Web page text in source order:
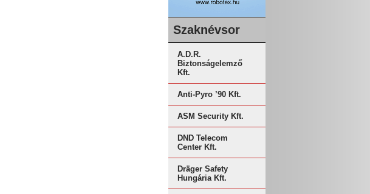
Szaknévsor
A.D.R.
Biztonságelemző
Kft.
Anti-Pyro ’90 Kft.
ASM Security Kft.
DND Telecom
Center Kft.
Dräger Safety
Hungária Kft.